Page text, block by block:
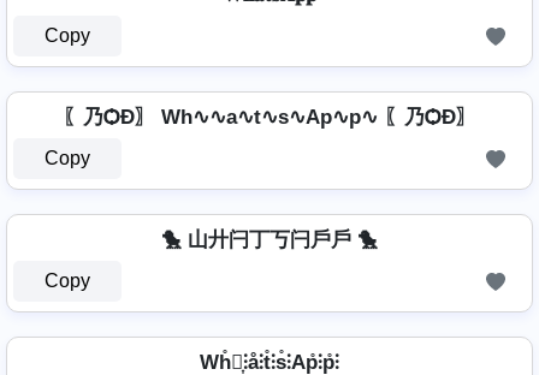
Copy
〖乃ѺÐ〗 Wh∿∿a∿t∿s∿Ap∿p∿ 〖乃ѺÐ〗
Copy
🐤 山廾闩丁丂闩戶戶 🐤
Copy
Wh̊⫶͎⫶å⫶t̊⫶s̊⫶Ap̊⫶p̊⫶